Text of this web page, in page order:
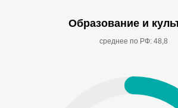
Образование и
среднее по РФ: 48,8